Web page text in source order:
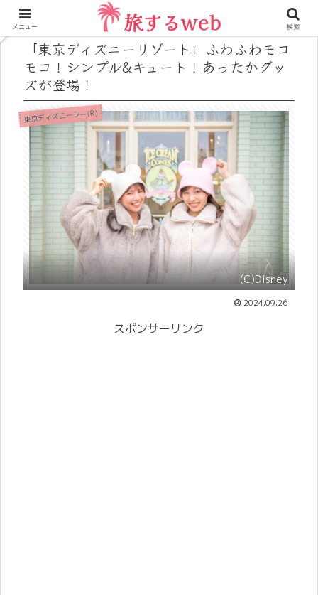
「東京ディズニーリゾート」ふわふわモコ
モコ！シンプル&キュート！あったかグッ
ズが登場！
東京ディズニーシー(R)
(C)Disney
2024.09.26
スポンサーリンク
メニュー 検索